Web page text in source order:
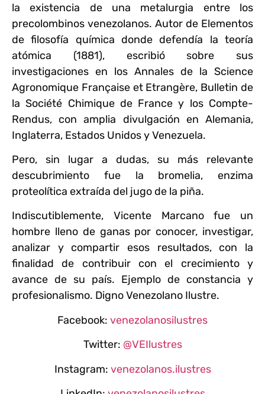
la existencia de una metalurgia entre los
precolombinos venezolanos. Autor de Elementos
de filosofía química donde defendía la teoría
atómica (1881), escribió sobre sus
investigaciones en los Annales de la Science
Agronomique Française et Etrangère, Bulletin de
la Société Chimique de France y los Compte-
Rendus, con amplia divulgación en Alemania,
Inglaterra, Estados Unidos y Venezuela.
Pero, sin lugar a dudas, su más relevante
descubrimiento fue la bromelia, enzima
proteolítica extraída del jugo de la piña.
Indiscutiblemente, Vicente Marcano fue un
hombre lleno de ganas por conocer, investigar,
analizar y compartir esos resultados, con la
finalidad de contribuir con el crecimiento y
avance de su país. Ejemplo de constancia y
profesionalismo. Digno Venezolano Ilustre.
Facebook: venezolanosilustres
Twitter: @VEIlustres
Instagram: venezolanos.ilustres